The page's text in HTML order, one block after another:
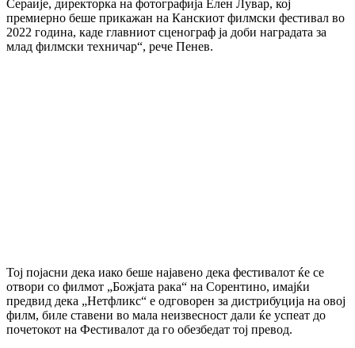
Сераије, директорка на фотографија Елен Лувар, кој
премиерно беше прикажан на Канскиот филмски фестивал во
2022 година, каде главниот сценограф ја доби наградата за
млад филмски техничар“, рече Пенев.
Тој појасни дека иако беше најавено дека фестивалот ќе се
отвори со филмот „Божјата рака“ на Сорентино, имајќи
предвид дека „Нетфликс“ е одговорен за дистрибуција на овој
филм, биле ставени во мала неизвесност дали ќе успеат до
почетокот на Фестивалот да го обезбедат тој превод.